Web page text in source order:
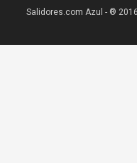
Salidores.com Azul - ®